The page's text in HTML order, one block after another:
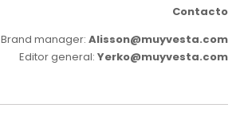
Contacto
Brand manager: Alisson@muyvesta.com
Editor general: Yerko@muyvesta.com